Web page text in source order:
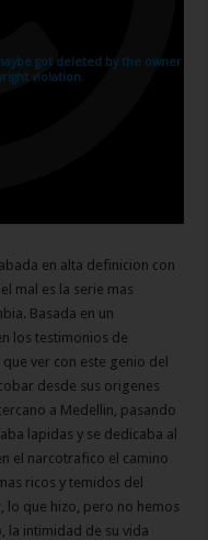
en alta definicion con
mal es la serie mas
Basada en un
los testimonios de
ver con este genio del
desde sus origenes
a Medellin, pasando
lapidas y se dedicaba al
el narcotrafico el camino
ricos y temidos del
lo que hizo, pero no hemos
la intimidad de su vida